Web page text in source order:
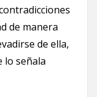
de manera
de ella,
lo señala